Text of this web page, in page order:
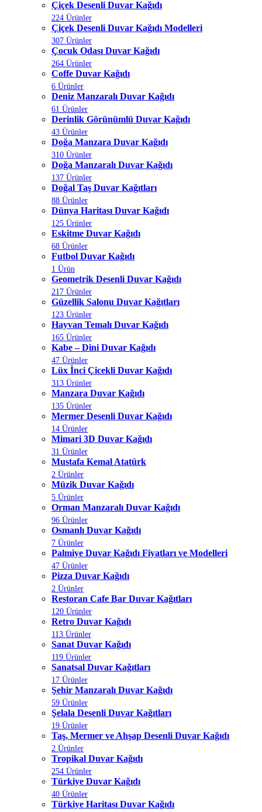
Çiçek Desenli Duvar Kağıdı
224 Ürünler
Çiçek Desenli Duvar Kağıdı Modelleri
307 Ürünler
Çocuk Odası Duvar Kağıdı
264 Ürünler
Coffe Duvar Kağıdı
6 Ürünler
Deniz Manzaralı Duvar Kağıdı
61 Ürünler
Derinlik Görünümlü Duvar Kağıdı
43 Ürünler
Doğa Manzara Duvar Kağıdı
310 Ürünler
Doğa Manzaralı Duvar Kağıdı
137 Ürünler
Doğal Taş Duvar Kağıtları
88 Ürünler
Dünya Haritası Duvar Kağıdı
125 Ürünler
Eskitme Duvar Kağıdı
68 Ürünler
Futbol Duvar Kağıdı
1 Ürün
Geometrik Desenli Duvar Kağıdı
217 Ürünler
Güzellik Salonu Duvar Kağıtları
123 Ürünler
Hayvan Temalı Duvar Kağıdı
165 Ürünler
Kabe – Dini Duvar Kağıdı
47 Ürünler
Lüx İnci Çicekli Duvar Kağıdı
313 Ürünler
Manzara Duvar Kağıdı
135 Ürünler
Mermer Desenli Duvar Kağıdı
14 Ürünler
Mimari 3D Duvar Kağıdı
31 Ürünler
Mustafa Kemal Atatürk
2 Ürünler
Müzik Duvar Kağıdı
5 Ürünler
Orman Manzaralı Duvar Kağıdı
96 Ürünler
Osmanlı Duvar Kağıdı
7 Ürünler
Palmiye Duvar Kağıdı Fiyatları ve Modelleri
47 Ürünler
Pizza Duvar Kağıdı
2 Ürünler
Restoran Cafe Bar Duvar Kağıtları
120 Ürünler
Retro Duvar Kağıdı
113 Ürünler
Sanat Duvar Kağıdı
119 Ürünler
Sanatsal Duvar Kağıtları
17 Ürünler
Şehir Manzaralı Duvar Kağıdı
59 Ürünler
Şelala Desenli Duvar Kağıtları
19 Ürünler
Taş, Mermer ve Ahşap Desenli Duvar Kağıdı
2 Ürünler
Tropikal Duvar Kağıdı
254 Ürünler
Türkiye Duvar Kağıdı
40 Ürünler
Türkiye Haritası Duvar Kağıdı